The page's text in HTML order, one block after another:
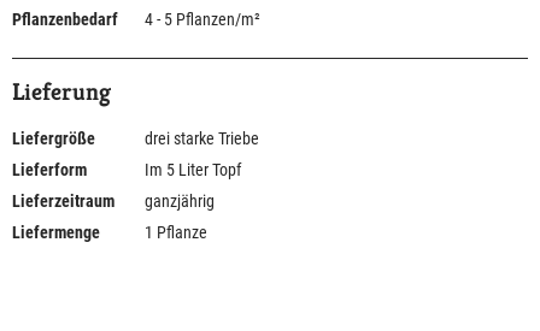
Pflanzenbedarf
4 - 5 Pflanzen/m²
Lieferung
Liefergröße
drei starke Triebe
Lieferform
Im 5 Liter Topf
Lieferzeitraum
ganzjährig
Liefermenge
1 Pflanze